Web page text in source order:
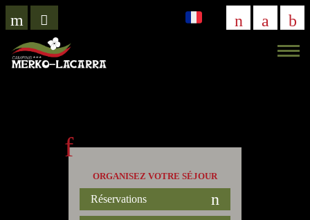
VISITE
VIRTUELLE
ORGANISEZ VOTRE SÉJOUR
Réservations